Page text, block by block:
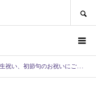
初節句のお祝いにご来店頂きました】ㅤㅤㅤ松阪市の日本料理快楽亭